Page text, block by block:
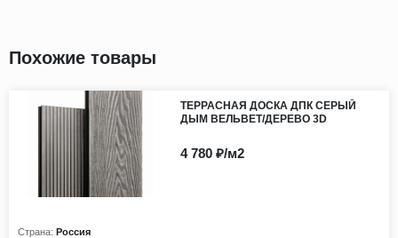
Похожие товары
ТЕРРАСНАЯ ДОСКА ДПК СЕРЫЙ
ДЫМ ВЕЛЬВЕТ/ДЕРЕВО 3D
Страна: Россия
4 780 ₽/м2